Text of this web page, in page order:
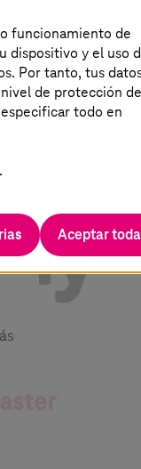
funcionamiento de
dispositivo y el uso
Por tanto, tus
de protección de
todo en
Aceptar